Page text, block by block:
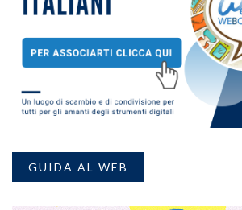
GUIDA AL WEB